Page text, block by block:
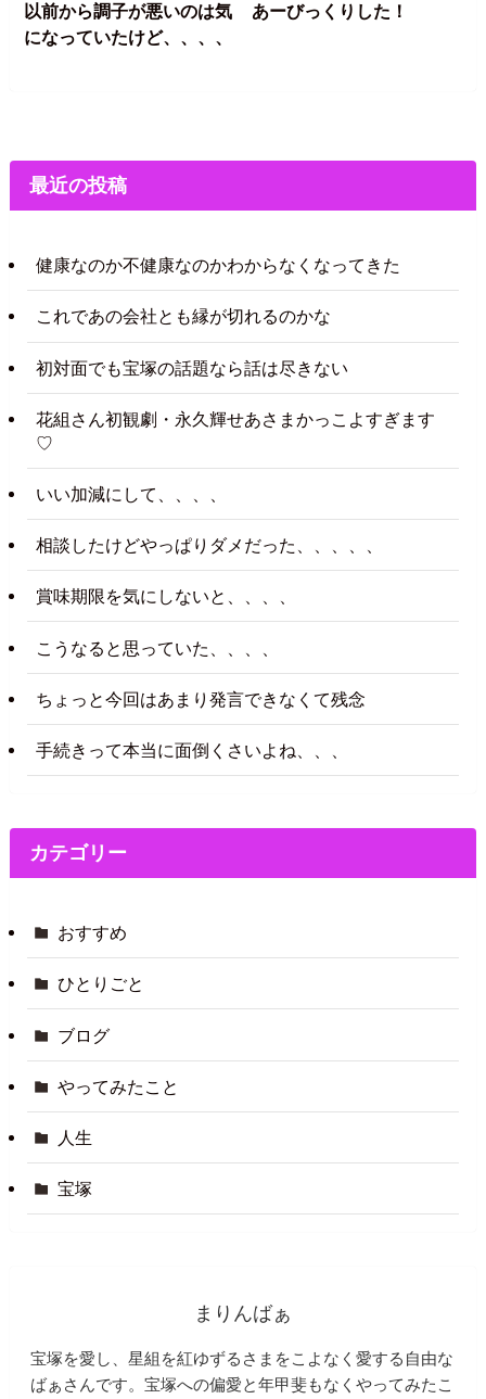
以前から調子が悪いのは気
になっていたけど、、、、
あーびっくりした！
最近の投稿
健康なのか不健康なのかわからなくなってきた
これであの会社とも縁が切れるのかな
初対面でも宝塚の話題なら話は尽きない
花組さん初観劇・永久輝せあさまかっこよすぎます
♡
いい加減にして、、、、
相談したけどやっぱりダメだった、、、、、
賞味期限を気にしないと、、、、
こうなると思っていた、、、、
ちょっと今回はあまり発言できなくて残念
手続きって本当に面倒くさいよね、、、
カテゴリー
おすすめ
ひとりごと
ブログ
やってみたこと
人生
宝塚
まりんばぁ
宝塚を愛し、星組を紅ゆずるさまをこよなく愛する自由な
ばぁさんです。宝塚への偏愛と年甲斐もなくやってみたこ